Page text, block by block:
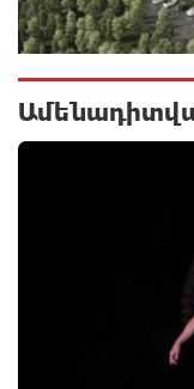
Ինչպես է
ծանր
Դուք ու
քան
1